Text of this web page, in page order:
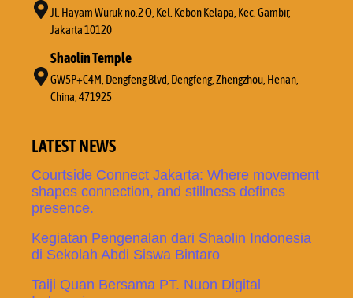
Jl. Hayam Wuruk no.2 O, Kel. Kebon Kelapa, Kec. Gambir,
Jakarta 10120
Shaolin Temple
GW5P+C4M, Dengfeng Blvd, Dengfeng, Zhengzhou, Henan,
China, 471925
LATEST NEWS
Courtside Connect Jakarta: Where movement
shapes connection, and stillness defines
presence.
Kegiatan Pengenalan dari Shaolin Indonesia
di Sekolah Abdi Siswa Bintaro
Taiji Quan Bersama PT. Nuon Digital